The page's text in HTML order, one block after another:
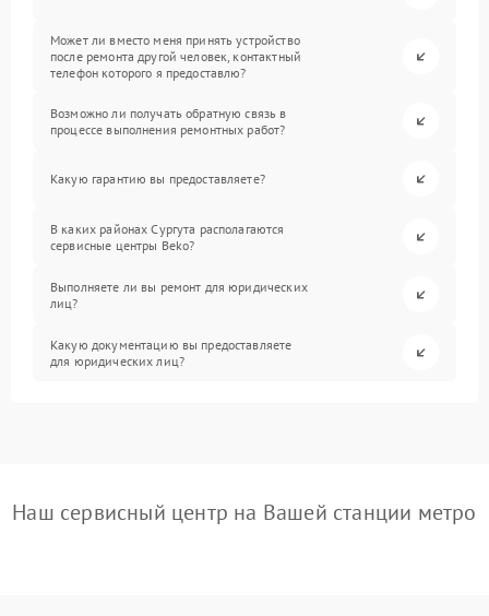
Может ли вместо меня принять устройство
после ремонта другой человек, контактный
телефон которого я предоставлю?
Возможно ли получать обратную связь в
процессе выполнения ремонтных работ?
Какую гарантию вы предоставляете?
В каких районах Сургута располагаются
сервисные центры Beko?
Выполняете ли вы ремонт для юридических
лиц?
Какую документацию вы предоставляете
для юридических лиц?
Наш сервисный центр на Вашей станции метро